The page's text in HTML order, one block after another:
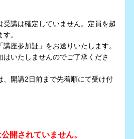
受講は確定していません。定員を超
。
講座参加証」をお送りいたします。
いたしませんのでご了承くださ
、開講2日前まで先着順にて受け付